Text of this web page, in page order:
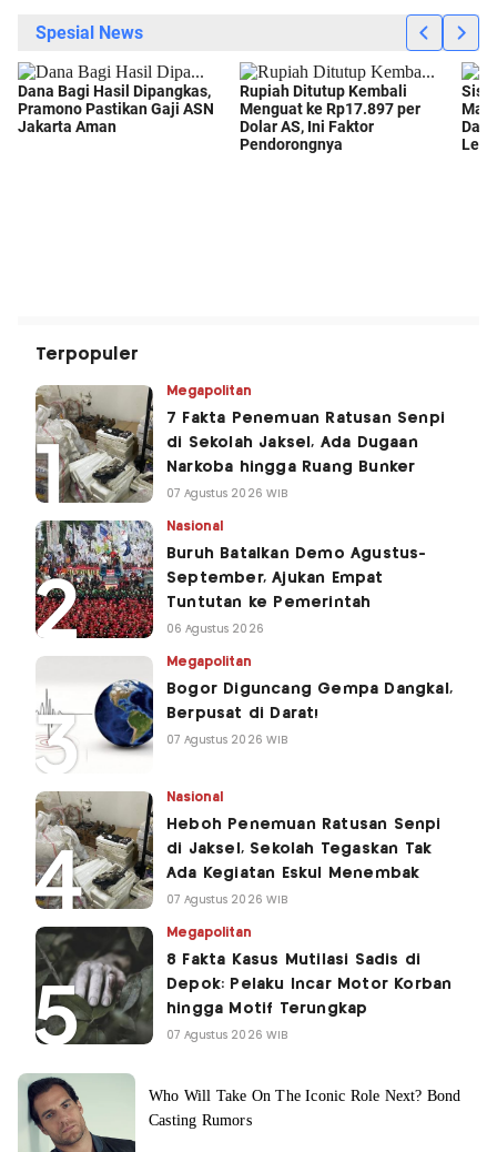
Terpopuler
Megapolitan
7 Fakta Penemuan Ratusan Senpi
di Sekolah Jaksel, Ada Dugaan
Narkoba hingga Ruang Bunker
07 Agustus 2026 WIB
Nasional
Buruh Batalkan Demo Agustus-
September, Ajukan Empat
Tuntutan ke Pemerintah
06 Agustus 2026
Megapolitan
Bogor Diguncang Gempa Dangkal,
Berpusat di Darat!
07 Agustus 2026 WIB
Nasional
Heboh Penemuan Ratusan Senpi
di Jaksel, Sekolah Tegaskan Tak
Ada Kegiatan Eskul Menembak
07 Agustus 2026 WIB
Megapolitan
8 Fakta Kasus Mutilasi Sadis di
Depok: Pelaku Incar Motor Korban
hingga Motif Terungkap
07 Agustus 2026 WIB